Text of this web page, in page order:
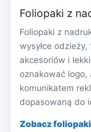
Foliopaki z
Foliopaki z
wysyłce
akcesoriów i
oznakować logo,
komunikatem
dopasowaną do
Zobacz